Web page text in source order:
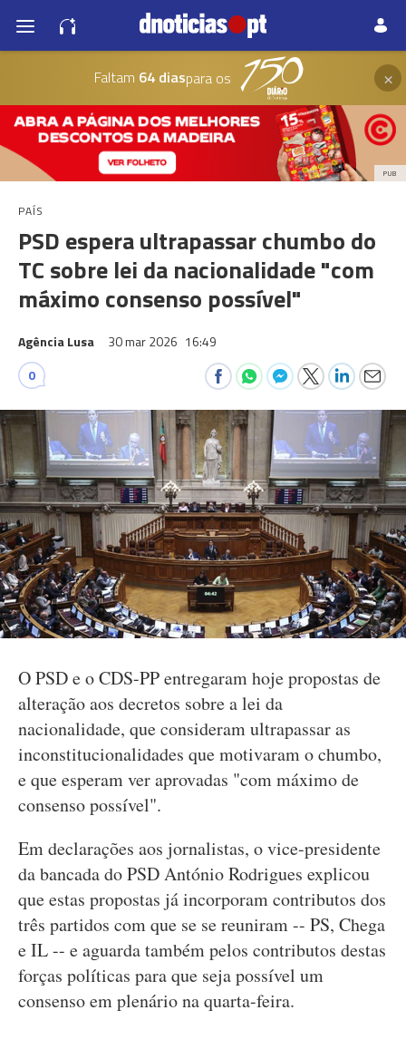
Faltam 64 diaspara os ×
PUB
PAÍS
PSD espera ultrapassar chumbo do
TC sobre lei da nacionalidade "com
máximo consenso possível"
Agência Lusa 30 mar 2026 16:49
0
O PSD e o CDS-PP entregaram hoje propostas de
alteração aos decretos sobre a lei da
nacionalidade, que consideram ultrapassar as
inconstitucionalidades que motivaram o chumbo,
e que esperam ver aprovadas "com máximo de
consenso possível".
Em declarações aos jornalistas, o vice-presidente
da bancada do PSD António Rodrigues explicou
que estas propostas já incorporam contributos dos
três partidos com que se se reuniram -- PS, Chega
e IL -- e aguarda também pelos contributos destas
forças políticas para que seja possível um
consenso em plenário na quarta-feira.